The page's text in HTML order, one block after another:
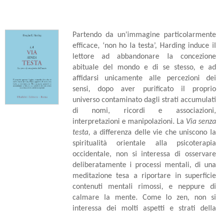
Partendo da un’immagine particolarmente
efficace, ‘non ho la testa’, Harding induce il
lettore ad abbandonare la concezione
abituale del mondo e di se stesso, e ad
affidarsi unicamente alle percezioni dei
sensi, dopo aver purificato il proprio
universo contaminato dagli strati accumulati
di nomi, ricordi e associazioni,
interpretazioni e manipolazioni. La Via senza
testa, a differenza delle vie che uniscono la
spiritualità orientale alla psicoterapia
occidentale, non si interessa di osservare
deliberatamente i processi mentali, di una
meditazione tesa a riportare in superficie
contenuti mentali rimossi, e neppure di
calmare la mente. Come lo zen, non si
interessa dei molti aspetti e strati della